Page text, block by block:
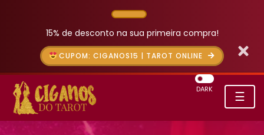
15% de desconto na sua primeira compra!
CUPOM: CIGANOS15 | TAROT ONLINE
☰
DARK